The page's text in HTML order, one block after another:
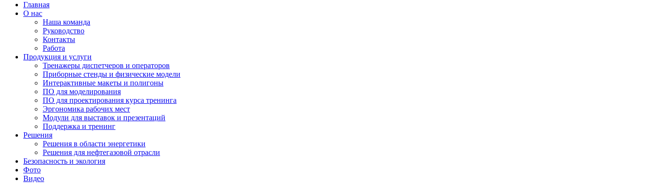
Главная
О нас
Наша команда
Руководство
Контакты
Работа
Продукция и услуги
Тренажеры диспетчеров и операторов
Приборные стенды и физические модели
Интерактивные макеты и полигоны
ПО для моделирования
ПО для проектирования курса тренинга
Эргономика рабочих мест
Модули для выставок и презентаций
Поддержка и тренинг
Решения
Решения в области энергетики
Решения для нефтегазовой отрасли
Безопасность и экология
Фото
Видео